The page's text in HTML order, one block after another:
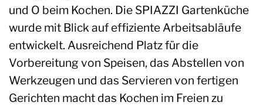
und O beim Kochen. Die SPIAZZI Gartenküche
wurde mit Blick auf effiziente Arbeitsabläufe
entwickelt. Ausreichend Platz für die
Vorbereitung von Speisen, das Abstellen von
Werkzeugen und das Servieren von fertigen
Gerichten macht das Kochen im Freien zu